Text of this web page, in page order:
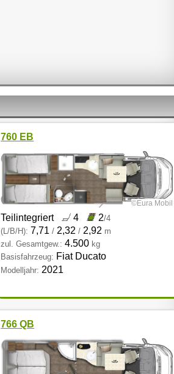
760 EB
©Eura Mobil
Teilintegriert 4 2/4
(L/B/H): 7,71/ 2,32/ 2,92 m
zul. Gesamtgew.: 4.500 kg
Basisfahrzeug: Fiat Ducato
Modelljahr: 2021
766 QB